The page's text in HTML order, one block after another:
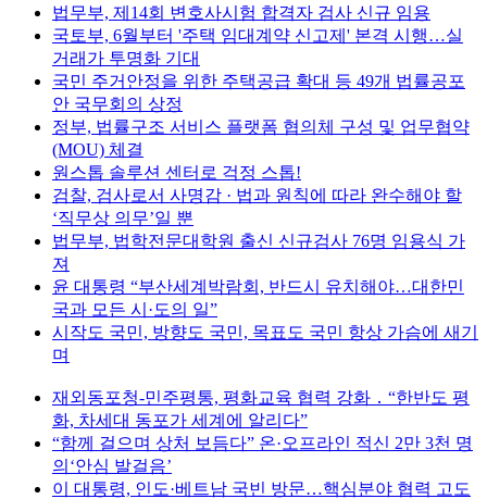
법무부, 제14회 변호사시험 합격자 검사 신규 임용
국토부, 6월부터 '주택 임대계약 신고제' 본격 시행…실
거래가 투명화 기대
국민 주거안정을 위한 주택공급 확대 등 49개 법률공포
안 국무회의 상정
정부, 법률구조 서비스 플랫폼 협의체 구성 및 업무협약
(MOU) 체결
원스톱 솔루션 센터로 걱정 스톱!
검찰, 검사로서 사명감 · 법과 원칙에 따라 완수해야 할
‘직무상 의무’일 뿐
법무부, 법학전문대학원 출신 신규검사 76명 임용식 가
져
윤 대통령 “부산세계박람회, 반드시 유치해야…대한민
국과 모든 시·도의 일”
시작도 국민, 방향도 국민, 목표도 국민 항상 가슴에 새기
며
재외동포청-민주평통, 평화교육 협력 강화 ․ “한반도 평
화, 차세대 동포가 세계에 알리다”
“함께 걸으며 상처 보듬다” 온·오프라인 적신 2만 3천 명
의‘안심 발걸음’
이 대통령, 인도·베트남 국빈 방문…핵심분야 협력 고도